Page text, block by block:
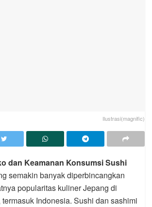
Ilustrasi(magnific)
dan Keamanan Konsumsi Sushi
semakin banyak diperbincangkan
popularitas kuliner Jepang di
Indonesia. Sushi dan sashimi